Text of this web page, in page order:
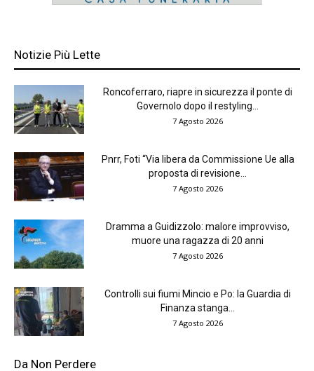
Notizie Più Lette
Roncoferraro, riapre in sicurezza il ponte di
Governolo dopo il restyling...
7 Agosto 2026
Pnrr, Foti “Via libera da Commissione Ue alla
proposta di revisione...
7 Agosto 2026
Dramma a Guidizzolo: malore improvviso,
muore una ragazza di 20 anni
7 Agosto 2026
Controlli sui fiumi Mincio e Po: la Guardia di
Finanza stanga...
7 Agosto 2026
Da Non Perdere